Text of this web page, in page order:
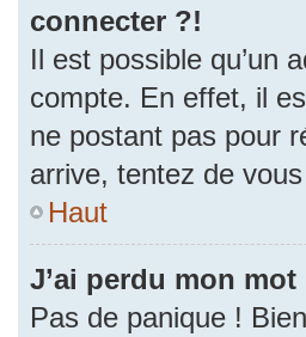
connecter ?!
Il est possible qu’un
compte. En effet, il
ne postant pas pour
arrive, tentez de
Haut
J’ai perdu mon mot
Pas de panique !